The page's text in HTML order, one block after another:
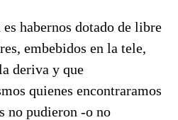
habernos dotado de libre
embebidos en la tele,
deriva y que
quienes encontraramos
no pudieron -o no